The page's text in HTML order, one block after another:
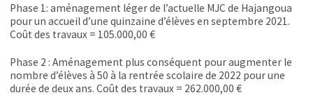
Phase 1: aménagement léger de l’actuelle MJC de Hajangoua
pour un accueil d’une quinzaine d’élèves en septembre 2021.
Coût des travaux = 105.000,00 €
Phase 2 : Aménagement plus conséquent pour augmenter le
nombre d’élèves à 50 à la rentrée scolaire de 2022 pour une
durée de deux ans. Coût des travaux = 262.000,00 €